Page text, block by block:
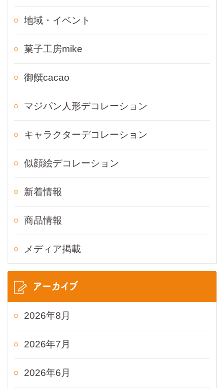
地域・イベント
菓子工房mike
御饌cacao
マジパン人形デコレーション
キャラクターデコレーション
似顔絵デコレーション
新着情報
商品情報
メディア掲載
アーカイブ
2026年8月
2026年7月
2026年6月